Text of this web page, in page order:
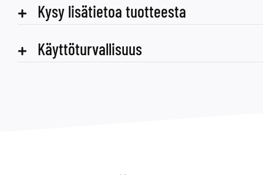
Kysy lisätietoa tuotteesta
Käyttöturvallisuus